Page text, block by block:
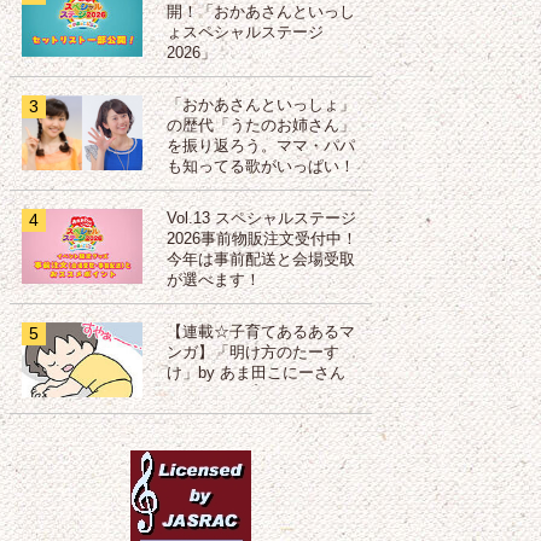
開！「おかあさんといっし
ょスペシャルステージ
2026」
3
「おかあさんといっしょ」
の歴代「うたのお姉さん」
を振り返ろう。ママ・パパ
も知ってる歌がいっぱい！
4
Vol.13 スペシャルステージ
2026事前物販注文受付中！
今年は事前配送と会場受取
が選べます！
5
【連載☆子育てあるあるマ
ンガ】「明け方のたーす
け」by あま田こにーさん